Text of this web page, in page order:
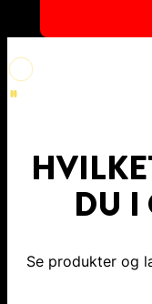
DU I
Se produkter og